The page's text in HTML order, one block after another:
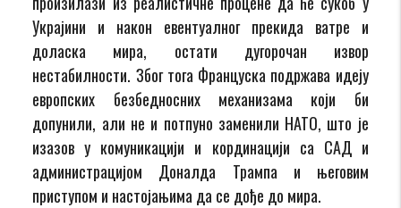
Украјини и након евентуалног прекида ватре и
доласка мира, остати дугорочан извор
нестабилности. Због тога Француска подржава идеју
европских безбедносних механизама који би
допунили, али не и потпуно заменили НАТО, што је
изазов у комуникацији и кординацији са САД и
администрацијом Доналда Трампа и његовим
приступом и настојањима да се дође до мира.